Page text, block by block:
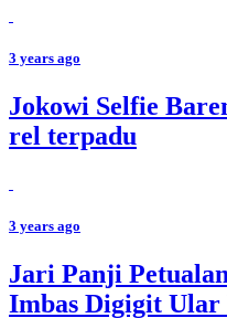
3 years ago
Jokowi Selfie
rel terpadu
3 years ago
Jari Panji
Imbas Digigit